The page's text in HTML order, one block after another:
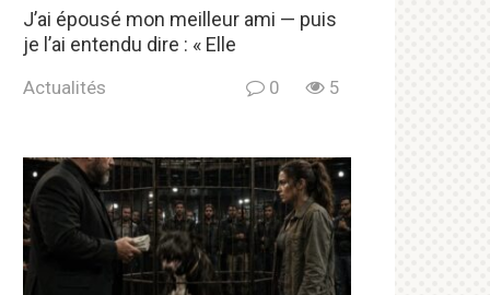
J’ai épousé mon meilleur ami — puis
je l’ai entendu dire : « Elle
Actualités 0 5